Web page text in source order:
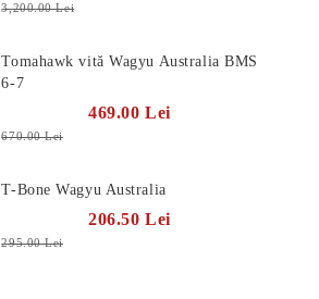
3,200.00 Lei
Tomahawk vită Wagyu Australia BMS
6-7
469.00 Lei
670.00 Lei
T-Bone Wagyu Australia
206.50 Lei
295.00 Lei